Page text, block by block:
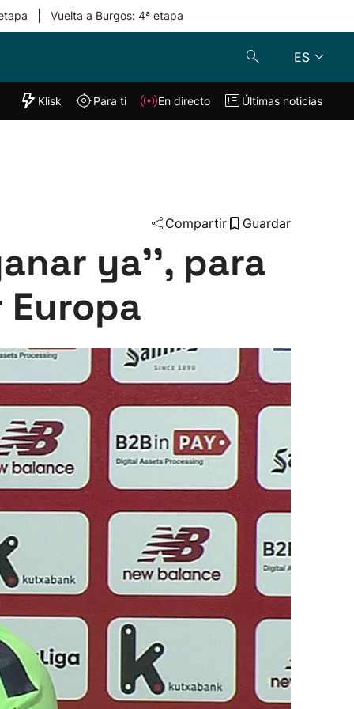
Vuelta a Burgos: 4ª etapa
ES
"Helmuga"
Klisk En directo
Klisk Para ti En directo Últimas noticias
Compartir Guardar
ya'', para